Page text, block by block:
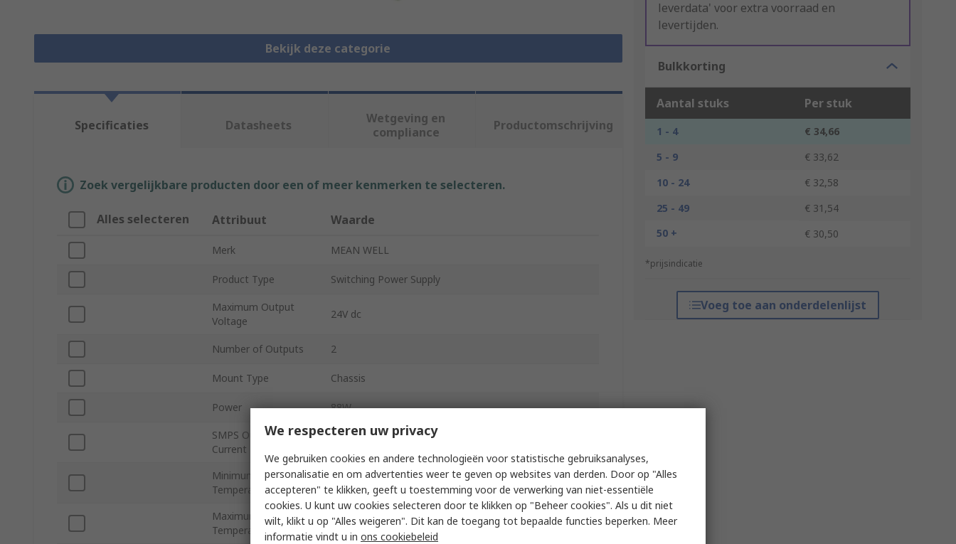
Bekijk deze categorie
leverdata' voor extra voorraad en
levertijden.
Bulkkorting
Aantal stuks Per stuk
1 - 4
€ 34,66
5 - 9
€ 33,62
10 - 24
€ 32,58
25 - 49
€ 31,54
50 +
€ 30,50
*prijsindicatie
Voeg toe aan onderdelenlijst
Specificaties Datasheets
Wetgeving en
compliance
Productomschrijving
Zoek vergelijkbare producten door een of meer kenmerken te selecteren.
Alles selecteren Attribuut Waarde
Merk MEAN WELL
Product Type Switching Power Supply
Maximum Output
Voltage
24V dc
Number of Outputs 2
Mount Type Chassis
Power 88W
SMPS Output
Current
Minimum Operating
Temperature
-25°C
Maximum Operating
Temperature
70°C
We respecteren uw privacy
We gebruiken cookies en andere technologieën voor statistische gebruiksanalyses,
personalisatie en om advertenties weer te geven op websites van derden. Door op "Alles
accepteren" te klikken, geeft u toestemming voor de verwerking van niet-essentiële
cookies. U kunt uw cookies selecteren door te klikken op "Beheer cookies". Als u dit niet
wilt, klikt u op "Alles weigeren". Dit kan de toegang tot bepaalde functies beperken. Meer
informatie vindt u in ons cookiebeleid